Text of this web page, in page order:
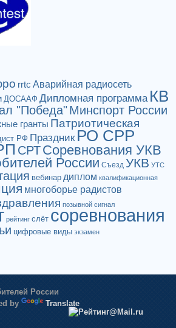
rrtc Аварийная радиосеть
ДОСААФ Дипломная программа КВ
"Победа"Минспорт России
гранты Патриотическая
РФ Праздник РО СРР
СРТСоревнования УКВ
России Съезд УКВ УТС
вебинар диплом квалификационная
многоборье радистов
позывной сигнал
рейтинг слёт соревнования
цифровые виды экзамен
России
by
Translate